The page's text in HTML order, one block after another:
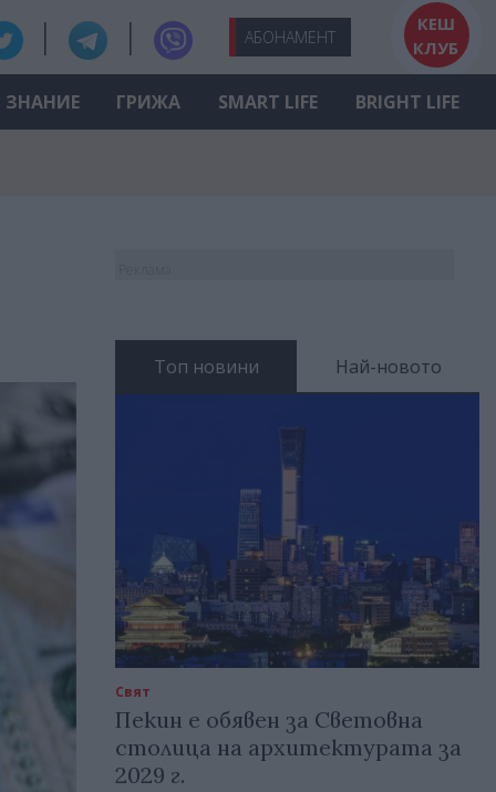
АБОНАМЕНТ
КЕШ
КЛУБ
ЗНАНИЕ ГРИЖА SMART LIFE BRIGHT LIFE
Топ новини Най-новото
Свят
Пекин е обявен за Световна
столица на архитектурата за
2029 г.